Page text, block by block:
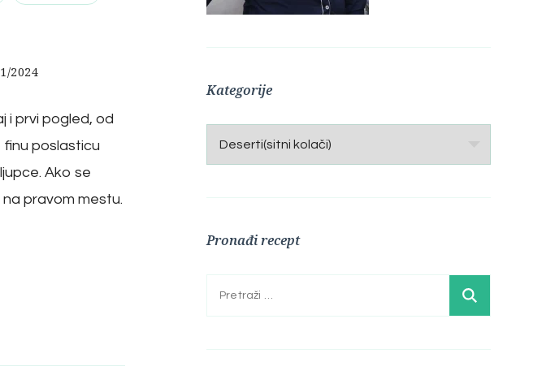
2024
i prvi pogled, od
poslasticu
Ako se
pravom mestu.
Kategorije
Kategorije
Pronađi recept
Pretraga: